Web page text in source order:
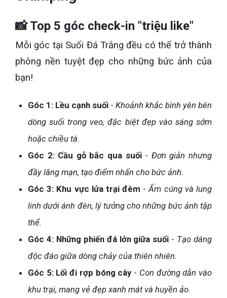
📸 Top 5 góc check-in "triệu like"
Mỗi góc tại Suối Đá Trắng đều có thể trở thành
phông nền tuyệt đẹp cho những bức ảnh của
bạn!
Góc 1: Lều cạnh suối - Khoảnh khắc bình yên bên
dòng suối trong veo, đặc biệt đẹp vào sáng sớm
hoặc chiều tà.
Góc 2: Cầu gỗ bắc qua suối- Đơn giản nhưng
đầy lãng mạn, tạo điểm nhấn cho bức ảnh.
Góc 3: Khu vực lửa trại đêm -Ấm cúng và lung
linh dưới ánh đèn, lý tưởng cho những bức ảnh tập
thể.
Góc 4: Những phiến đá lớn giữa suối - Tạo dáng
độc đáo giữa dòng chảy của thiên nhiên.
Góc 5: Lối đi rợp bóng cây- Con đường dẫn vào
khu trại, mang vẻ đẹp xanh mát và huyền ảo.